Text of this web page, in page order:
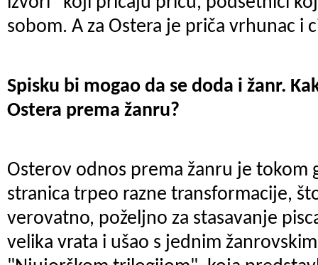
sobom. A za Ostera je priča vrhunac i
Spisku bi mogao da se doda i žanr.
Ostera prema žanru?
Osterov odnos prema žanru je tokom
stranica trpeo razne transformacije,
verovatno, poželjno za stasavanje
velika vrata i ušao s jednim